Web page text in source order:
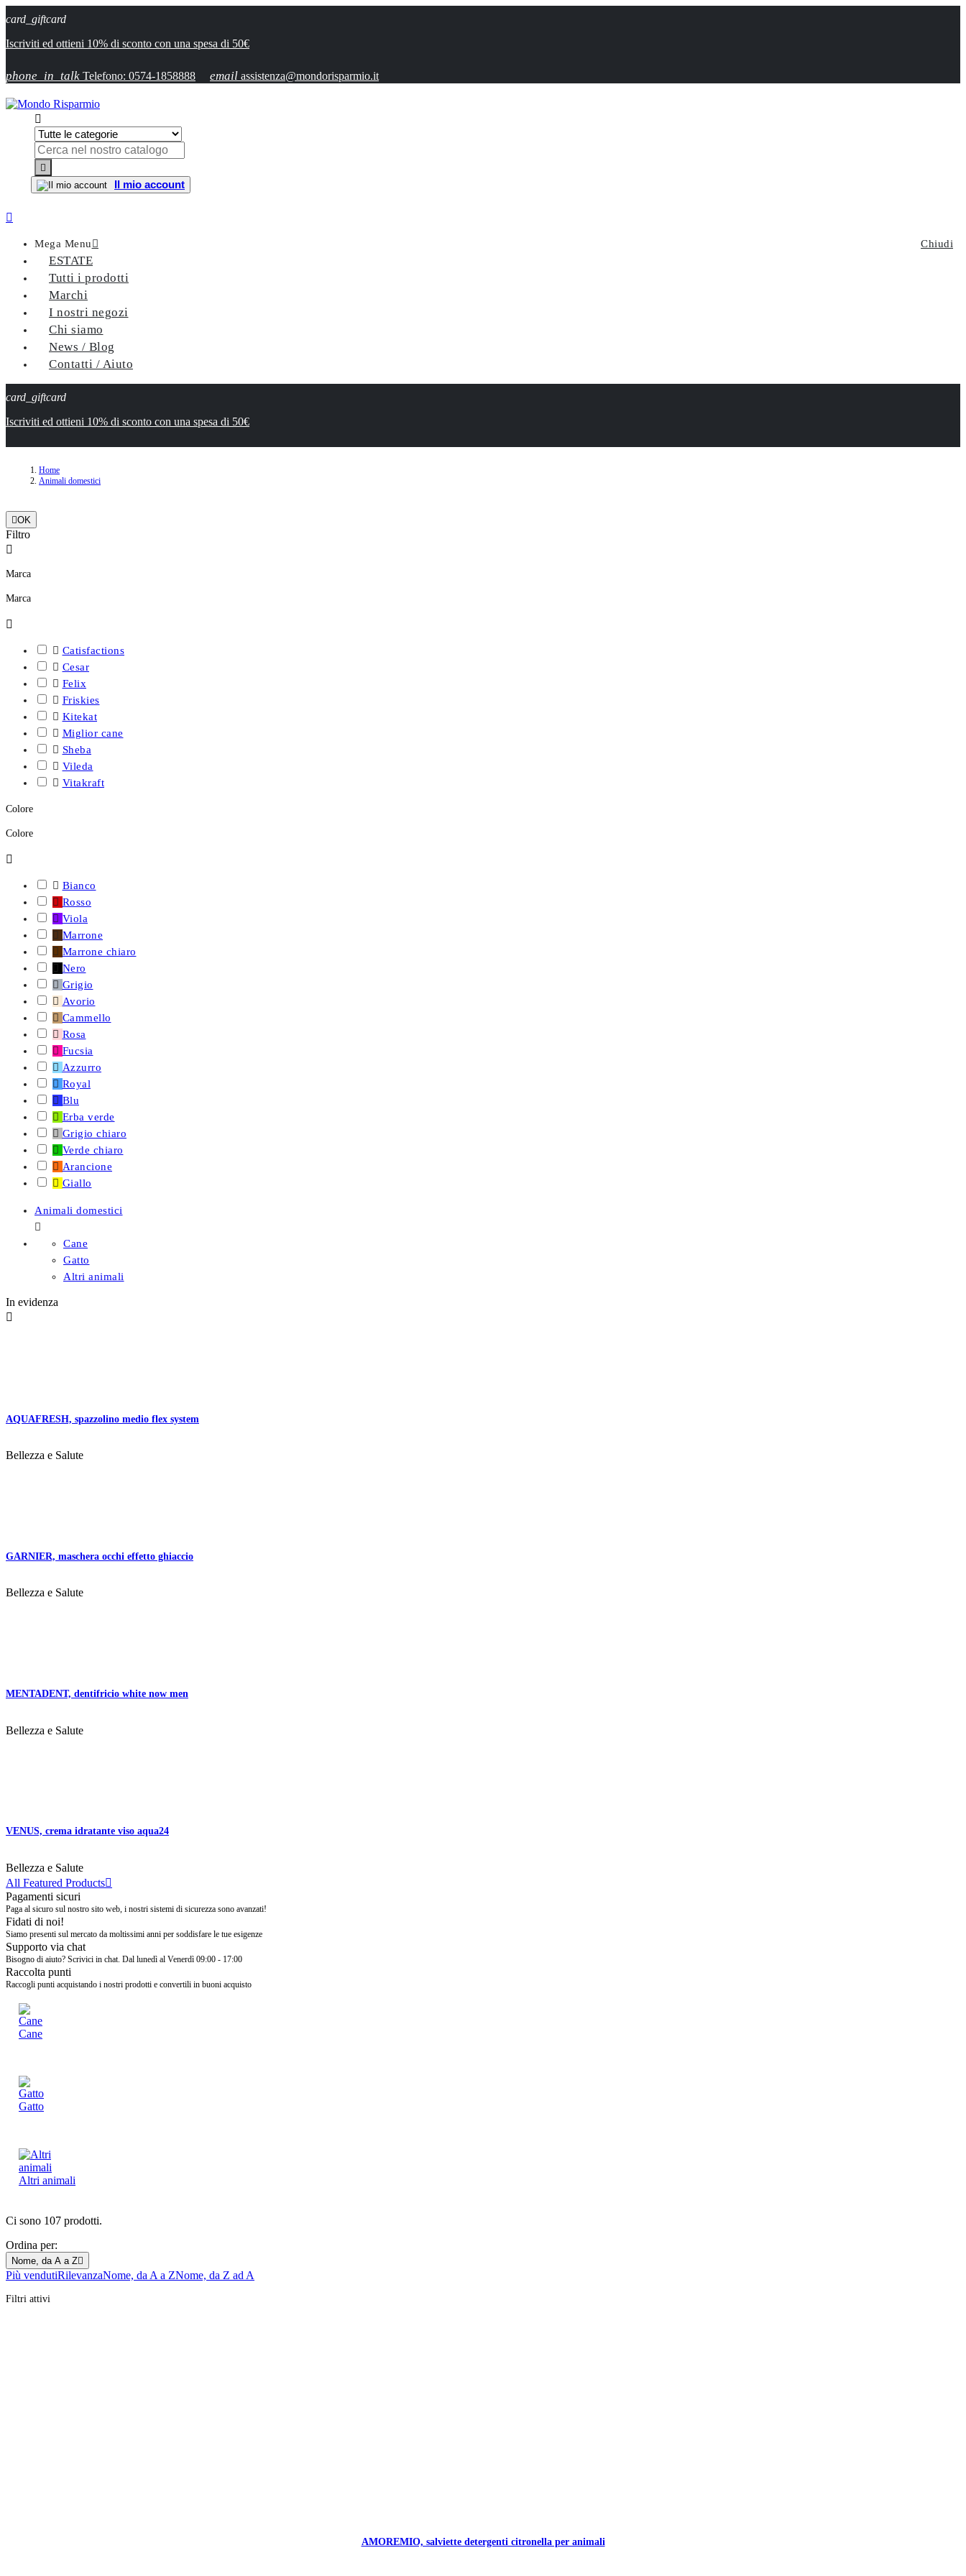
card_giftcard
Iscriviti ed ottieni 10% di sconto con una spesa di 50€
phone_in_talk Telefono: 0574-1858888 email assistenza@mondorisparmio.it


Il mio account

Chiudi
Mega Menu 
ESTATE
Tutti i prodotti
Marchi
I nostri negozi
Chi siamo
News / Blog
Contatti / Aiuto
card_giftcard
Iscriviti ed ottieni 10% di sconto con una spesa di 50€
Home
Animali domestici
OK
Filtro

Marca
Marca

 Catisfactions
 Cesar
 Felix
 Friskies
 Kitekat
 Miglior cane
 Sheba
 Vileda
 Vitakraft
Colore
Colore

 Bianco
 Rosso
 Viola
 Marrone
 Marrone chiaro
 Nero
 Grigio
 Avorio
 Cammello
 Rosa
 Fucsia
 Azzurro
 Royal
 Blu
 Erba verde
 Grigio chiaro
 Verde chiaro
 Arancione
 Giallo
Animali domestici

Cane
Gatto
Altri animali
In evidenza

AQUAFRESH, spazzolino medio flex system
Bellezza e Salute
GARNIER, maschera occhi effetto ghiaccio
Bellezza e Salute
MENTADENT, dentifricio white now men
Bellezza e Salute
VENUS, crema idratante viso aqua24
Bellezza e Salute
All Featured Products
Pagamenti sicuri
Paga al sicuro sul nostro sito web, i nostri sistemi di sicurezza sono avanzati!
Fidati di noi!
Siamo presenti sul mercato da moltissimi anni per soddisfare le tue esigenze
Supporto via chat
Bisogno di aiuto? Scrivici in chat. Dal lunedì al Venerdì 09:00 - 17:00
Raccolta punti
Raccogli punti acquistando i nostri prodotti e convertili in buoni acquisto
Cane
Gatto
Altri animali
Ci sono 107 prodotti.
Ordina per:
Nome, da A a Z
Più vendutiRilevanzaNome, da A a ZNome, da Z ad A
Filtri attivi
AMOREMIO, salviette detergenti citronella per animali